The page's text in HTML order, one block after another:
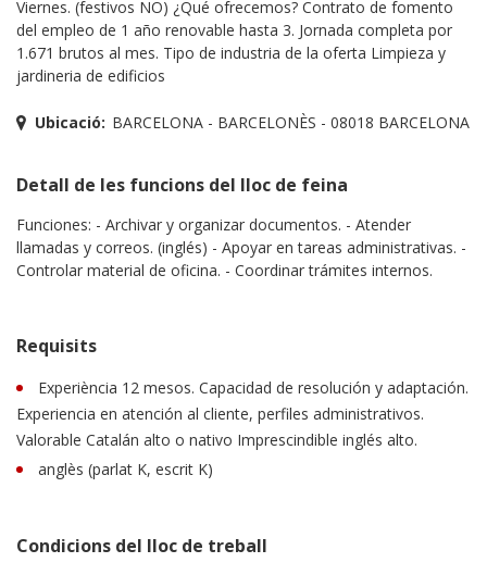
Viernes. (festivos NO) ¿Qué ofrecemos? Contrato de fomento
del empleo de 1 año renovable hasta 3. Jornada completa por
1.671 brutos al mes. Tipo de industria de la oferta Limpieza y
jardineria de edificios
Ubicació: BARCELONA - BARCELONÈS - 08018 BARCELONA
Detall de les funcions del lloc de feina
Funciones: - Archivar y organizar documentos. - Atender
llamadas y correos. (inglés) - Apoyar en tareas administrativas. -
Controlar material de oficina. - Coordinar trámites internos.
Requisits
Experiència 12 mesos. Capacidad de resolución y adaptación.
Experiencia en atención al cliente, perfiles administrativos.
Valorable Catalán alto o nativo Imprescindible inglés alto.
anglès (parlat K, escrit K)
Condicions del lloc de treball